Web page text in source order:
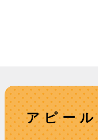
アピー